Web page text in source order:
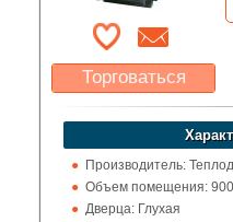
Торговаться
Какая цена Вас
устроит?
Указать цену
Производитель:
Объем помещения: 900
Дверца: Глухая